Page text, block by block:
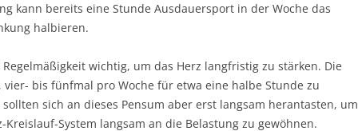
kann bereits eine Stunde Ausdauersport in der Woche das
halbieren.
wichtig, um das Herz langfristig zu stärken. Die
bis fünfmal pro Woche für etwa eine halbe Stunde zu
sich an dieses Pensum aber erst langsam herantasten, um
Kreislauf-System langsam an die Belastung zu gewöhnen.